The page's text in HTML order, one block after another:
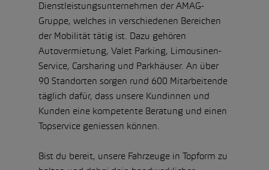
Dienstleistungsunternehmen der AMAG-
Gruppe, welches in verschiedenen Bereichen
der Mobilität tätig ist. Dazu gehören
Autovermietung, Valet Parking, Limousinen-
Service, Carsharing und Parkhäuser. An über
90 Standorten sorgen rund 600 Mitarbeitende
täglich dafür, dass unsere Kundinnen und
Kunden eine kompetente Beratung und einen
Topservice geniessen können.
Bist du bereit, unsere Fahrzeuge in Topform zu